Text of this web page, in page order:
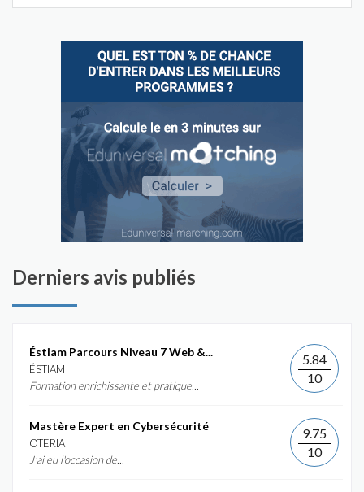
Derniers avis publiés
Éstiam Parcours Niveau 7 Web &...
ÉSTIAM
Formation enrichissante et pratique...
5.84
10
Mastère Expert en Cybersécurité
OTERIA
J'ai eu l'occasion de...
9.75
10